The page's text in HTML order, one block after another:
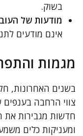
בשוק.
מודעות של
אינם מודעים
מגמות
בשנים האחרונות,
צווי הרחבה
חדשות מגבירות את
ומעניקות כלים